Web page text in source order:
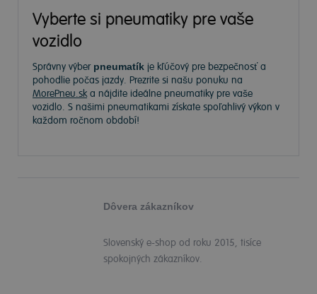
Vyberte si pneumatiky pre vaše
vozidlo
Správny výber pneumatík je kľúčový pre bezpečnosť a
pohodlie počas jazdy. Prezrite si našu ponuku na
MorePneu.ska nájdite ideálne pneumatiky pre vaše
vozidlo. S našimi pneumatikami získate spoľahlivý výkon v
každom ročnom období!
Dôvera zákazníkov
Slovenský e-shop od roku 2015, tisíce
spokojných zákazníkov.